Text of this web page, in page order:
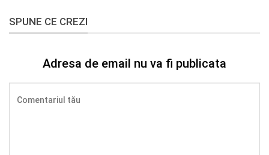
SPUNE CE CREZI
Adresa de email nu va fi publicata